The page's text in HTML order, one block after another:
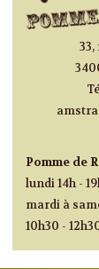
Pomme de
lundi 14h -
mardi à
10h30 -